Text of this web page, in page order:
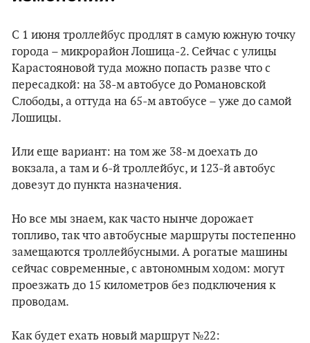
С 1 июня троллейбус продлят в самую южную точку
города – микрорайон Лошица-2. Сейчас с улицы
Карастояновой туда можно попасть разве что с
пересадкой: на 38-м автобусе до Романовской
Слободы, а оттуда на 65-м автобусе – уже до самой
Лошицы.
Или еще вариант: на том же 38-м доехать до
вокзала, а там и 6-й троллейбус, и 123-й автобус
довезут до пункта назначения.
Но все мы знаем, как часто нынче дорожает
топливо, так что автобусные маршруты постепенно
замещаются троллейбусными. А рогатые машины
сейчас современные, с автономным ходом: могут
проезжать до 15 километров без подключения к
проводам.
Как будет ехать новый маршрут №22: